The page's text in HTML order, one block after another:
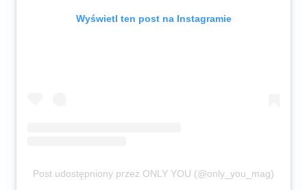
Wyświetl ten post na Instagramie
Post udostępniony przez ONLY YOU (@only_you_mag)